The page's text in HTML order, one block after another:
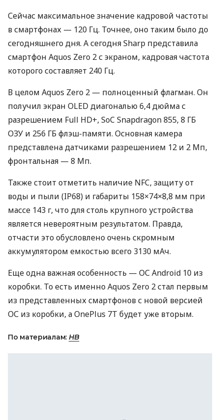
Сейчас максимальное значение кадровой частоты
в смартфонах — 120 Гц. Точнее, оно таким было до
сегодняшнего дня. А сегодня Sharp представила
смартфон Aquos Zero 2 с экраном, кадровая частота
которого составляет 240 Гц.
В целом Aquos Zero 2 — полноценный флагман. Он
получил экран OLED диагональю 6,4 дюйма с
разрешением Full HD+, SoC Snapdragon 855, 8 ГБ
ОЗУ и 256 ГБ флэш-памяти. Основная камера
представлена датчиками разрешением 12 и 2 Мп,
фронтальная — 8 Мп.
Также стоит отметить наличие NFC, защиту от
воды и пыли (IP68) и габариты 158×74×8,8 мм при
массе 143 г, что для столь крупного устройства
является невероятным результатом. Правда,
отчасти это обусловлено очень скромным
аккумулятором емкостью всего 3130 мАч.
Еще одна важная особенность — ОС Android 10 из
коробки. То есть именно Aquos Zero 2 стал первым
из представленных смартфонов с новой версией
ОС из коробки, а OnePlus 7T будет уже вторым.
По материалам: НВ